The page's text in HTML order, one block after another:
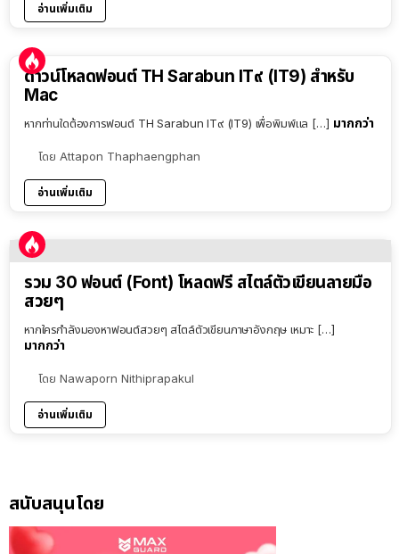
อ่านเพิ่มเติม
ดาวน์โหลดฟอนต์ TH Sarabun IT๙ (IT9) สำหรับ
Mac
หากท่านใดต้องการฟอนต์ TH Sarabun IT๙ (IT9) เพื่อพิมพ์แล […] มากกว่า
โดย Attapon Thaphaengphan
อ่านเพิ่มเติม
รวม 30 ฟอนต์ (Font) โหลดฟรี สไตล์ตัวเขียนลายมือ
สวยๆ
หากใครกำลังมองหาฟอนต์สวยๆ สไตล์ตัวเขียนภาษาอังกฤษ เหมาะ […]
มากกว่า
โดย Nawaporn Nithiprapakul
อ่านเพิ่มเติม
สนับสนุนโดย